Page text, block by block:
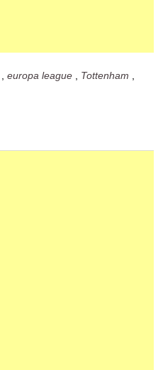
,europa league Tottenham